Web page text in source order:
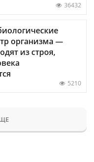
36432
организма —
из строя,
5210